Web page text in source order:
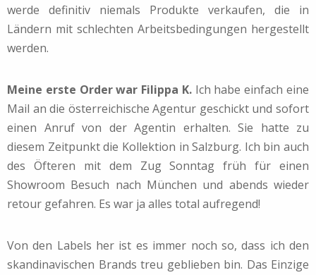
werde definitiv niemals Produkte verkaufen, die in
Ländern mit schlechten Arbeitsbedingungen hergestellt
werden.
Meine erste Order war Filippa K.Ich habe einfach eine
Mail an die österreichische Agentur geschickt und sofort
einen Anruf von der Agentin erhalten. Sie hatte zu
diesem Zeitpunkt die Kollektion in Salzburg. Ich bin auch
des Öfteren mit dem Zug Sonntag früh für einen
Showroom Besuch nach München und abends wieder
retour gefahren. Es war ja alles total aufregend!
Von den Labels her ist es immer noch so, dass ich den
skandinavischen Brands treu geblieben bin. Das Einzige